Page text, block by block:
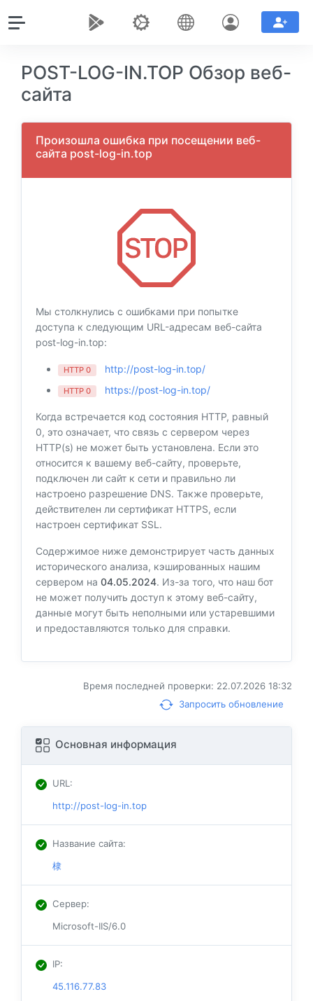
POST-LOG-IN.TOP Обзор веб-
сайта
Произошла ошибка при посещении веб-
сайта post-log-in.top
Мы столкнулись с ошибками при попытке
доступа к следующим URL-адресам веб-сайта
post-log-in.top:
HTTP 0 http://post-log-in.top/
HTTP 0 https://post-log-in.top/
Когда встречается код состояния HTTP, равный
0, это означает, что связь с сервером через
HTTP(s) не может быть установлена. Если это
относится к вашему веб-сайту, проверьте,
подключен ли сайт к сети и правильно ли
настроено разрешение DNS. Также проверьте,
действителен ли сертификат HTTPS, если
настроен сертификат SSL.
Содержимое ниже демонстрирует часть данных
исторического анализа, кэшированных нашим
сервером на 04.05.2024. Из-за того, что наш бот
не может получить доступ к этому веб-сайту,
данные могут быть неполными или устаревшими
и предоставляются только для справки.
Время последней проверки: 22.07.2026 18:32
Запросить обновление
Основная информация
URL:
http://post-log-in.top
Название сайта:
棣
Сервер:
Microsoft-IIS/6.0
IP:
45.116.77.83